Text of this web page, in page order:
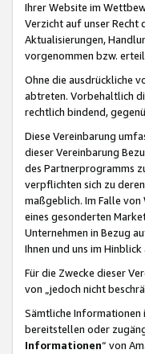
Ihrer Website im
Verzicht auf unser
Aktualisierungen,
vorgenommen bzw.
Ohne die ausdrückliche
abtreten. Vorbehaltlich
rechtlich bindend,
Diese Vereinbarung
dieser Vereinbarung
des Partnerprogramms
verpflichten sich zu
maßgeblich. Im Falle von
eines gesonderten
Unternehmen in Bezug
Ihnen und uns im
Für die Zwecke dieser
von „jedoch nicht
Sämtliche Informationen
bereitstellen oder
Informationen“ von